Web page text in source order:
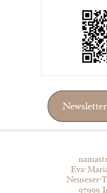
Eva-
Neuseser-
97999